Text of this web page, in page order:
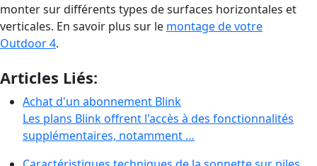
monter sur différents types de surfaces horizontales et
verticales. En savoir plus sur le montage de votre
Outdoor 4.
Articles Liés:
Achat d'un abonnement Blink
Les plans Blink offrent l'accès à des fonctionnalités
supplémentaires, notamment …